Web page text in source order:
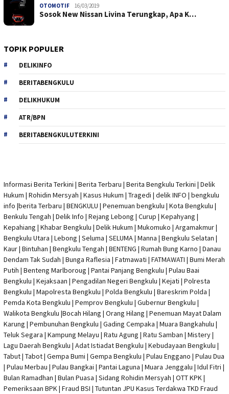
OTOMOTIF 16/03/2019
Sosok New Nissan Livina Terungkap, Apa K…
TOPIK POPULER
DELIKINFO
BERITABENGKULU
DELIKHUKUM
ATR/BPN
BERITABENGKULUTERKINI
Informasi Berita Terkini | Berita Terbaru | Berita Bengkulu Terkini | Delik
Hukum | Rohidin Mersyah | Kasus Hukum | Tragedi | delik INFO | bengkulu
info |berita Terbaru | BENGKULU | Penemuan bengkulu | Kota Bengkulu |
Benkulu Tengah | Delik Info | Rejang Lebong | Curup | Kepahyang |
Kepahiang | Khabar Bengkulu | Delik Hukum | Mukomuko | Argamakmur |
Bengkulu Utara | Lebong | Seluma | SELUMA | Manna | Bengkulu Selatan |
Kaur | Bintuhan | Bengkulu Tengah | BENTENG | Rumah Bung Karno | Danau
Dendam Tak Sudah | Bunga Raflesia | Fatmawati | FATMAWATI | Bumi Merah
Putih | Benteng Marlboroug | Pantai Panjang Bengkulu | Pulau Baai
Bengkulu | Kejaksaan | Pengadilan Negeri Bengkulu | Kejati | Polresta
Bengkulu | Mapolresta Bengkulu | Polda Bengkulu | Bareskrim Polda |
Pemda Kota Bengkulu | Pemprov Bengkulu | Gubernur Bengkulu |
Walikota Bengkulu |Bocah Hilang | Orang Hilang | Penemuan Mayat Dalam
Karung | Pembunuhan Bengkulu | Gading Cempaka | Muara Bangkahulu |
Teluk Segara | Kampung Melayu | Ratu Agung | Ratu Samban | Mistery |
Lagu Daerah Bengkulu | Adat Istiadat Bengkulu | Kebudayaan Bengkulu |
Tabut | Tabot | Gempa Bumi | Gempa Bengkulu | Pulau Enggano | Pulau Dua
| Pulau Merbau | Pulau Bangkai | Pantai Laguna | Muara Jenggalu | Idul Fitri |
Bulan Ramadhan | Bulan Puasa | Sidang Rohidin Mersyah | OTT KPK|
Pemeriksaan BPK | Fraud BSI | Tutuntan JPU Kasus Terdakwa TKD Fraud